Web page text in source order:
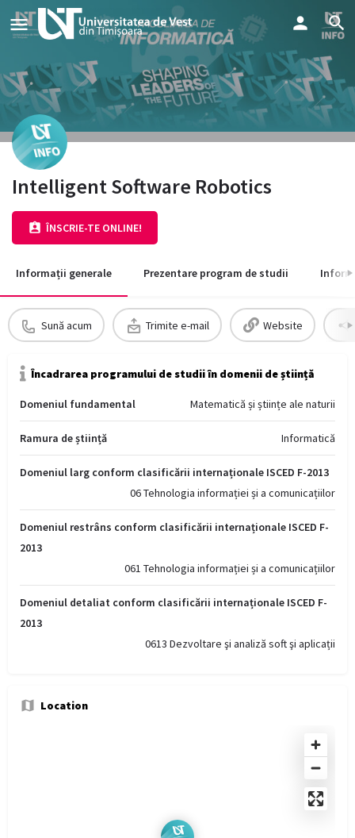
Intelligent Software Robotics
ÎNSCRIE-TE ONLINE!
Informații generale Prezentare program de studii
Sună acum Trimite e-mail Website
Încadrarea programului de studii în domenii de știință
Domeniul fundamental Matematică și științe ale naturii
Ramura de știință Informatică
Domeniul larg conform clasificării internaționale ISCED F-2013
06 Tehnologia informației și a comunicațiilor
Domeniul restrâns conform clasificării internaționale ISCED F-
2013
061 Tehnologia informației și a comunicațiilor
Domeniul detaliat conform clasificării internaționale ISCED F-
2013
0613 Dezvoltare şi analiză soft şi aplicații
Location